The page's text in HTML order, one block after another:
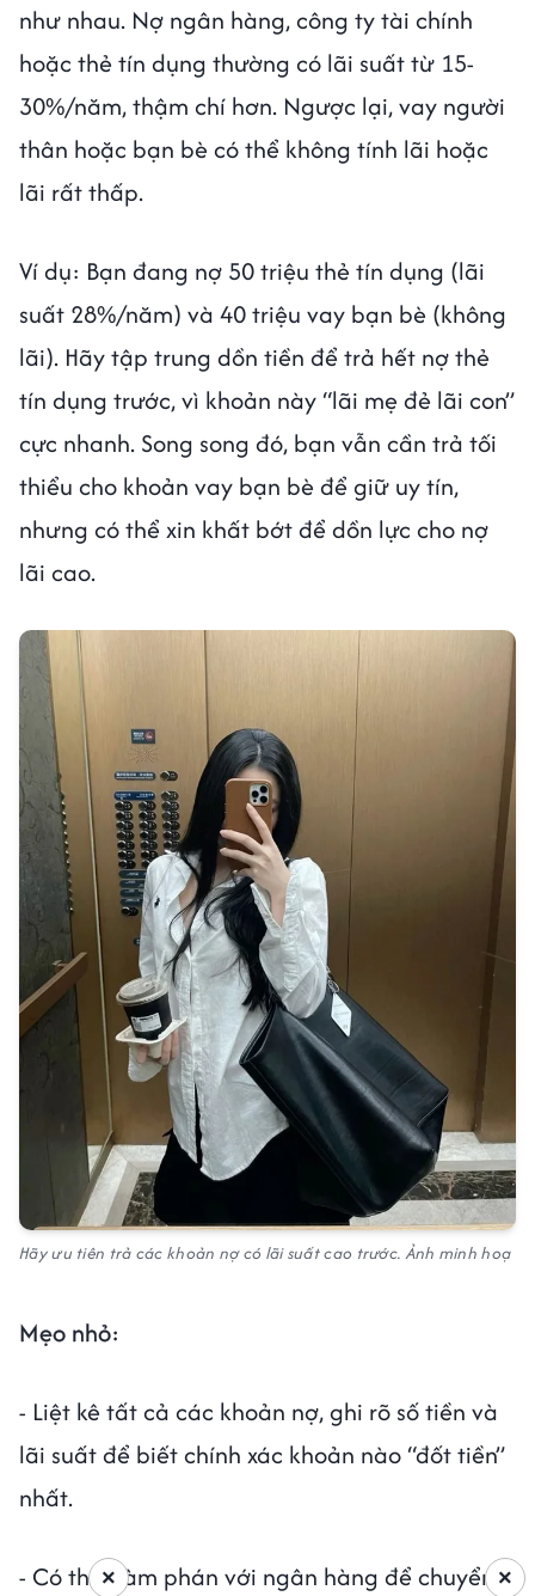
như nhau. Nợ ngân hàng, công ty tài chính
hoặc thẻ tín dụng thường có lãi suất từ 15-
30%/năm, thậm chí hơn. Ngược lại, vay người
thân hoặc bạn bè có thể không tính lãi hoặc
lãi rất thấp.
Ví dụ: Bạn đang nợ 50 triệu thẻ tín dụng (lãi
suất 28%/năm) và 40 triệu vay bạn bè (không
lãi). Hãy tập trung dồn tiền để trả hết nợ thẻ
tín dụng trước, vì khoản này “lãi mẹ đẻ lãi con”
cực nhanh. Song song đó, bạn vẫn cần trả tối
thiểu cho khoản vay bạn bè để giữ uy tín,
nhưng có thể xin khất bớt để dồn lực cho nợ
lãi cao.
Hãy ưu tiên trả các khoản nợ có lãi suất cao trước. Ảnh minh hoạ
Mẹo nhỏ:
- Liệt kê tất cả các khoản nợ, ghi rõ số tiền và
lãi suất để biết chính xác khoản nào “đốt tiền”
nhất.
- Có thể đàm phán với ngân hàng để chuyển ×
×